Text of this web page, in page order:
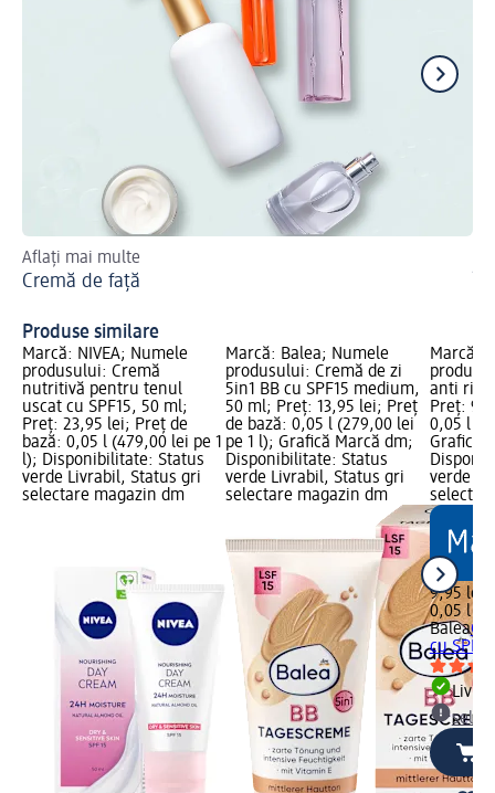
Aflați mai multe
Cremă de față
Produse similare
Marcă: NIVEA; Numele
produsului: Cremă
nutritivă pentru tenul
uscat cu SPF15, 50 ml;
Preț: 23,95 lei; Preț de
bază: 0,05 l (479,00 lei pe 1
l); Disponibilitate: Status
verde Livrabil, Status gri
selectare magazin dm
Marcă: Balea; Numele
produsului: Cremă de zi
5in1 BB cu SPF15 medium,
50 ml; Preț: 13,95 lei; Preț
de bază: 0,05 l (279,00 lei
pe 1 l); Grafică Marcă dm;
Disponibilitate: Status
verde Livrabil, Status gri
selectare magazin dm
Marcă:
anti rid
Preț:
0,05 l
Grafică
verde
9,95 lei
0,05 l
Balea
cu